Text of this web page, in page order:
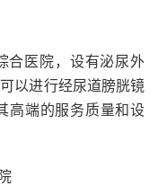
合医院，设有泌尿外
以进行经尿道膀胱镜
高端的服务质量和设